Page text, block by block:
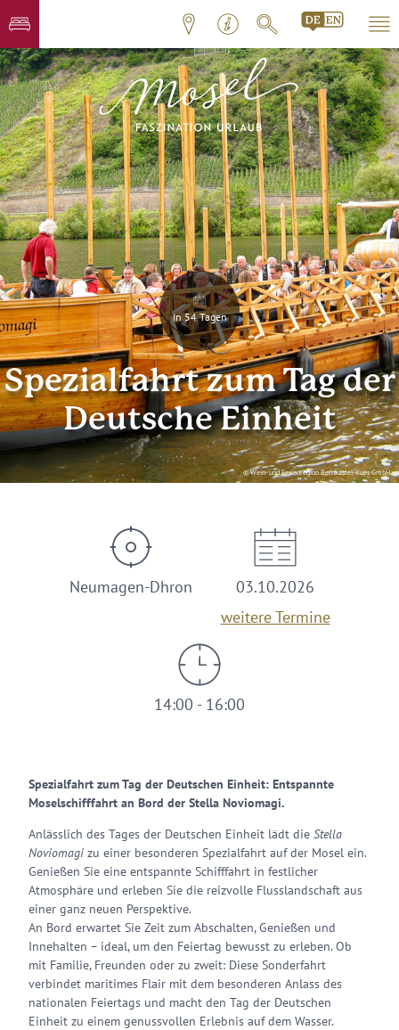
© Wein- und Ferienregion Bernkastel-Kues GmbH
In 54 Tagen
Spezialfahrt zum Tag der
Deutsche Einheit
Neumagen-Dhron
03.10.2026
weitere Termine
14:00 - 16:00
Spezialfahrt zum Tag der Deutschen Einheit: Entspannte
Moselschifffahrt an Bord der Stella Noviomagi.
Anlässlich des Tages der Deutschen Einheit lädt die Stella
Noviomagi zu einer besonderen Spezialfahrt auf der Mosel ein.
Genießen Sie eine entspannte Schifffahrt in festlicher
Atmosphäre und erleben Sie die reizvolle Flusslandschaft aus
einer ganz neuen Perspektive.
An Bord erwartet Sie Zeit zum Abschalten, Genießen und
Innehalten – ideal, um den Feiertag bewusst zu erleben. Ob
mit Familie, Freunden oder zu zweit: Diese Sonderfahrt
verbindet maritimes Flair mit dem besonderen Anlass des
nationalen Feiertags und macht den Tag der Deutschen
Einheit zu einem genussvollen Erlebnis auf dem Wasser.